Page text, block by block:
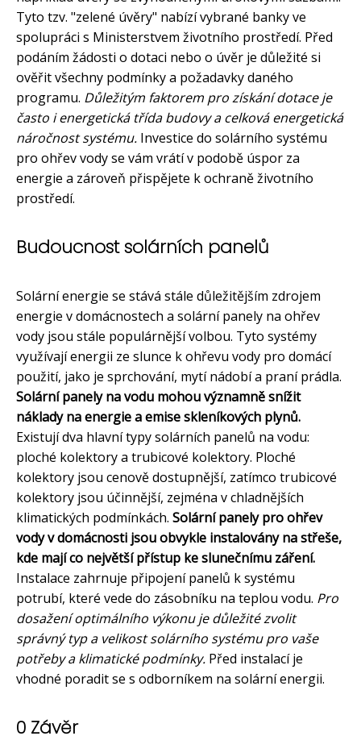
Tyto tzv. "zelené úvěry" nabízí vybrané banky ve
spolupráci s Ministerstvem životního prostředí. Před
podáním žádosti o dotaci nebo o úvěr je důležité si
ověřit všechny podmínky a požadavky daného
programu. Důležitým faktorem pro získání dotace je
často i energetická třída budovy a celková energetická
náročnost systému. Investice do solárního systému
pro ohřev vody se vám vrátí v podobě úspor za
energie a zároveň přispějete k ochraně životního
prostředí.
Budoucnost solárních panelů
Solární energie se stává stále důležitějším zdrojem
energie v domácnostech a solární panely na ohřev
vody jsou stále populárnější volbou. Tyto systémy
využívají energii ze slunce k ohřevu vody pro domácí
použití, jako je sprchování, mytí nádobí a praní prádla.
Solární panely na vodu mohou významně snížit
náklady na energie a emise skleníkových plynů.
Existují dva hlavní typy solárních panelů na vodu:
ploché kolektory a trubicové kolektory. Ploché
kolektory jsou cenově dostupnější, zatímco trubicové
kolektory jsou účinnější, zejména v chladnějších
klimatických podmínkách. Solární panely pro ohřev
vody v domácnosti jsou obvykle instalovány na střeše,
kde mají co největší přístup ke slunečnímu záření.
Instalace zahrnuje připojení panelů k systému
potrubí, které vede do zásobníku na teplou vodu. Pro
dosažení optimálního výkonu je důležité zvolit
správný typ a velikost solárního systému pro vaše
potřeby a klimatické podmínky. Před instalací je
vhodné poradit se s odborníkem na solární energii.
0 Závěr